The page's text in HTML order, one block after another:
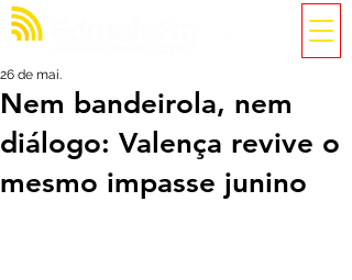
Nem bandeirola, nem
diálogo: Valença revive o
mesmo impasse junino
26 de mai.